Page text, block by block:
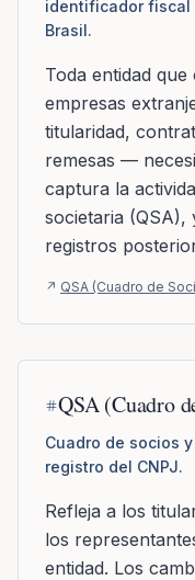
identificador fiscal
Brasil.
Toda entidad
empresas
titularidad,
remesas —
captura la
societaria (QSA),
registros
↗ QSA (Cuadro de
QSA (Cuadro
Cuadro de socios
registro del CNPJ.
Refleja a los
los
entidad. Los